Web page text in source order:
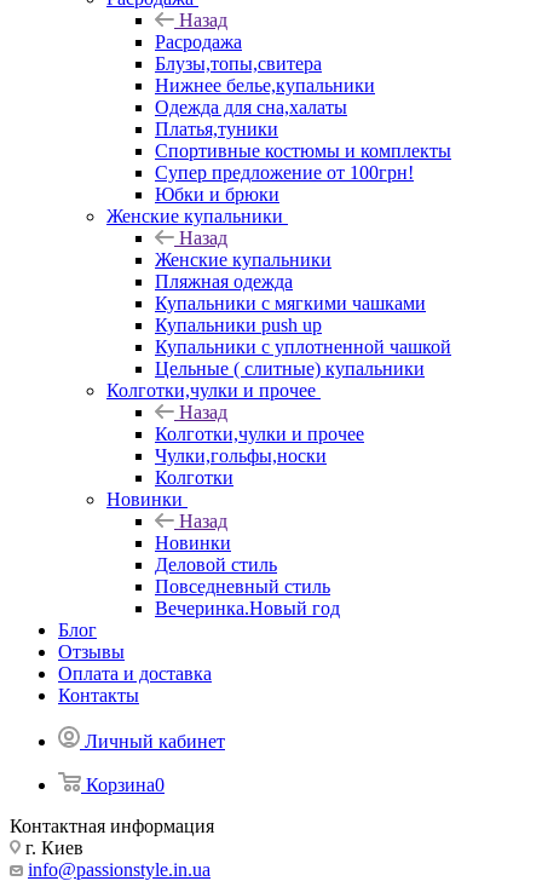
Назад
Расродажа
Блузы,топы,свитера
Нижнее белье,купальники
Одежда для сна,халаты
Платья,туники
Спортивные костюмы и комплекты
Супер предложение от 100грн!
Юбки и брюки
Женские купальники
Назад
Женские купальники
Пляжная одежда
Купальники с мягкими чашками
Купальники push up
Купальники с уплотненной чашкой
Цельные ( слитные) купальники
Колготки,чулки и прочее
Назад
Колготки,чулки и прочее
Чулки,гольфы,носки
Колготки
Новинки
Назад
Новинки
Деловой стиль
Повседневный стиль
Вечеринка.Новый год
Блог
Отзывы
Оплата и доставка
Контакты
Личный кабинет
Корзина0
Контактная информация
г. Киев
info@passionstyle.in.ua